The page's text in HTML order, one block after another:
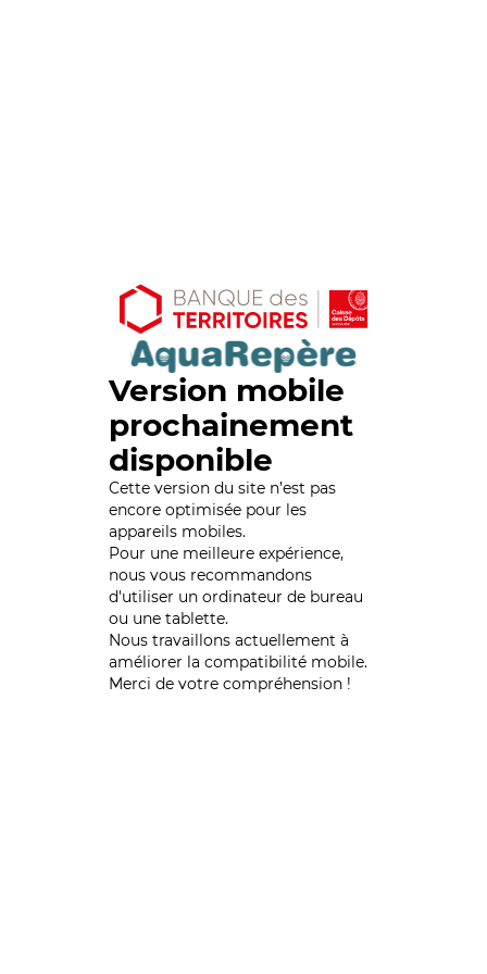
Version mobile
prochainement
disponible
Cette version du site n’est pas
encore optimisée pour les
appareils mobiles.
Pour une meilleure expérience,
nous vous recommandons
d'utiliser un ordinateur de bureau
ou une tablette.
Nous travaillons actuellement à
améliorer la compatibilité mobile.
Merci de votre compréhension !